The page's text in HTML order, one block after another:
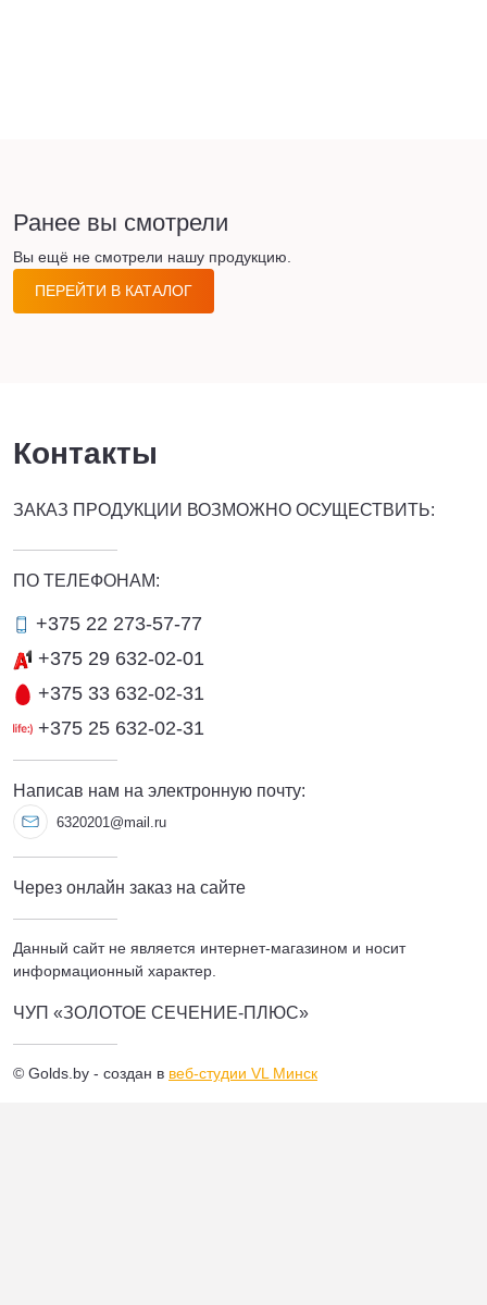
Ранее вы смотрели
Вы ещё не смотрели нашу продукцию.
ПЕРЕЙТИ В КАТАЛОГ
Контакты
ЗАКАЗ ПРОДУКЦИИ ВОЗМОЖНО ОСУЩЕСТВИТЬ:
ПО ТЕЛЕФОНАМ:
+375 22 273-57-77
+375 29 632-02-01
+375 33 632-02-31
+375 25 632-02-31
Написав нам на электронную почту:
6320201@mail.ru
Через онлайн заказ на сайте
Данный сайт не является интернет-магазином и носит
информационный характер.
ЧУП «ЗОЛОТОЕ СЕЧЕНИЕ-ПЛЮС»
© Golds.by - создан в веб-студии VL Минск